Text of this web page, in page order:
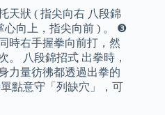
天狀 ( 指尖向右 八段錦
心向上，指尖向前 ) 。 ❸
時右手握拳向前打，然
。 八段錦招式 出拳時，
力量彷彿都透過出拳的
點意守「列缺穴」，可